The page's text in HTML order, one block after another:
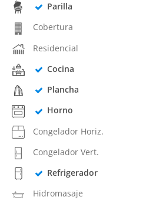
Parilla
Cobertura
Residencial
Cocina
Plancha
Horno
Congelador Horiz.
Congelador Vert.
Refrigerador
Hidromasaje